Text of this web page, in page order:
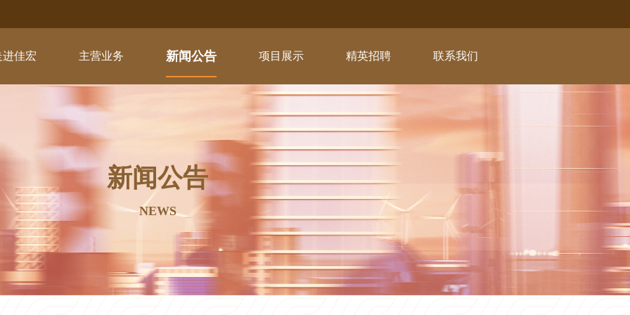
进佳宏 主营业务 新闻公告 项目展示 精英招聘 联系我们
新闻公告
NEWS